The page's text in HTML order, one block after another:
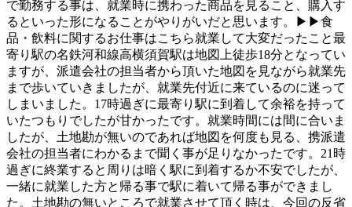
で勤務する事は、就業時に携わった商品を見ること、購入す
るといった形になることがやりがいだと思います。▶▶食
品・飲料に関するお仕事はこちら就業して大変だったこと最
寄り駅の名鉄河和線高横須賀駅は地図上徒歩18分となってい
ますが、派遣会社の担当者から頂いた地図を見ながら就業先
まで歩いていきましたが、就業先付近に来ているのに迷って
しまいました。17時過ぎに最寄り駅に到着して余裕を持って
いたつもりでしたが甘かったです。就業時間には間に合いま
したが、土地勘が無いのであれば地図を何度も見る、携派遣
会社の担当者にわかるまで聞く事が足りなかったです。21時
過ぎに終業すると周りは暗く駅に到着するか不安でしたが、
一緒に就業した方と帰る事で駅に着いて帰る事ができまし
た。土地勘の無いところで就業させて頂く時は、今回の反省